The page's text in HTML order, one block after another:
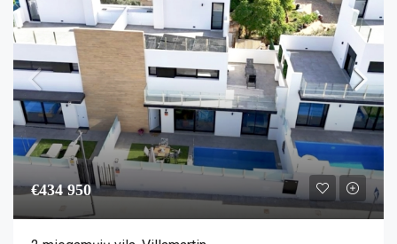
€434 950